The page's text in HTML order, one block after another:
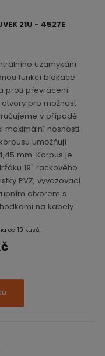
21U - 4527E
uzamykání
funkcí blokace
proti převrácení.
pro možnost
v případě
maximální nosnosti.
umožňují
mm. Korpus je
19" rackového
PVZ, vyvazovací
otvorem s
na kabely.
od 10 kusů: